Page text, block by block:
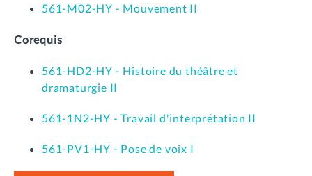
561-M02-HY - Mouvement II
Corequis
561-HD2-HY - Histoire du théâtre et
dramaturgie II
561-1N2-HY - Travail d'interprétation II
561-PV1-HY - Pose de voix I